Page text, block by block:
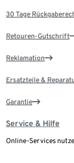
30 Tage
Retouren-Gutschrift
Reklamation
Ersatzteile &
Garantie
Service & Hilfe
Online-Services